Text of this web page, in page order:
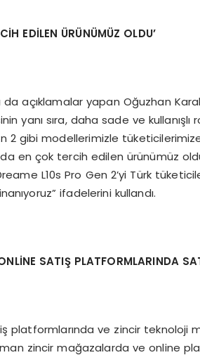
İH EDİLEN ÜRÜNÜMÜZ OLDU’
açıklamalar yapan Oğuzhan
yanı sıra, daha sade ve
2 gibi modellerimizle
en çok tercih edilen ürünümüz
L10s Pro Gen 2’yi Türk
ifadelerini kullandı.
NE SATIŞ PLATFORMLARINDA
platformlarında ve zincir teknoloji
zincir mağazalarda ve online